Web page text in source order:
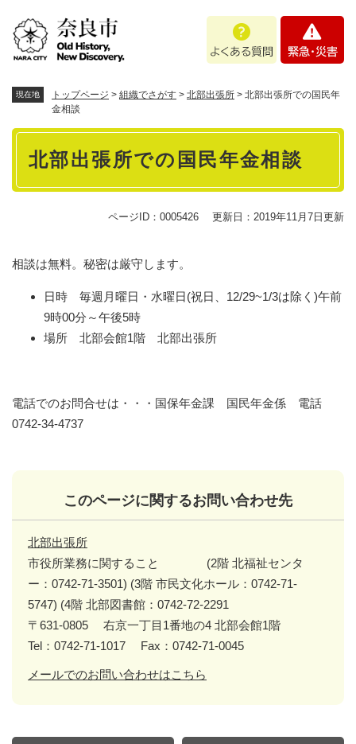
あ
問
・
現在地 トップページ > 組織でさがす > 北部出張所 > 北部出張所での国民年
金相談
本
北部出張所での国民年金相談
ページID：0005426 更新日：2019年11月7日更新
相談は無料。秘密は厳守します。
日時 毎週月曜日・水曜日(祝日、12/29~1/3は除く)午前
9時00分～午後5時
場所 北部会館1階 北部出張所
電話でのお問合せは・・・国保年金課 国民年金係 電話
0742-34-4737
このページに関するお問い合わせ先
北部出張所
市役所業務に関すること (2階 北福祉センタ
ー：0742-71-3501) (3階 市民文化ホール：0742-71-
5747) (4階 北部図書館：0742-72-2291
〒631-0805
右京一丁目1番地の4 北部会館1階
Tel：0742-71-1017
Fax：0742-71-0045
メールでのお問い合わせはこちら